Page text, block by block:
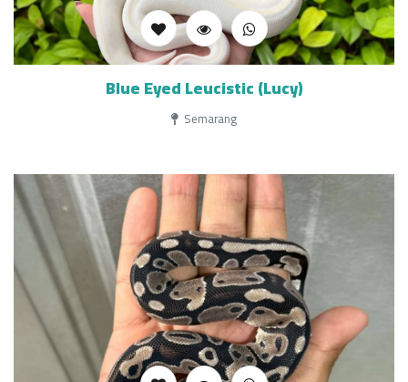
Blue Eyed Leucistic (Lucy)
Semarang